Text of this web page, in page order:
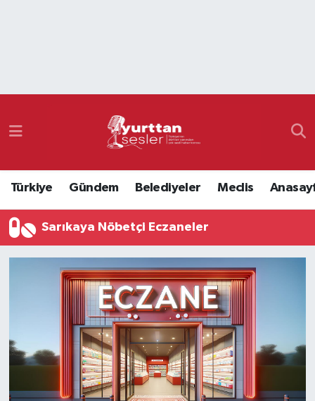
Türkiye Gündem Belediyeler Meclis
Sarıkaya Nöbetçi Eczaneler
Namaz Vakitleri
Süper Lig Puan Durumu ve Fikstür
Tüm Manşetler
Son Dakika Haberleri
Haber Arşivi